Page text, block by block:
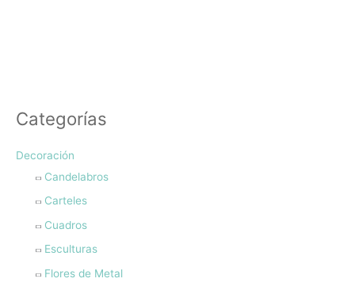
Categorías
Decoración
Candelabros
Carteles
Cuadros
Esculturas
Flores de Metal